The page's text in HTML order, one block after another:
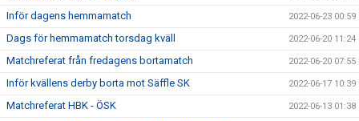
Inför dagens hemmamatch 2022-06-23 00:59
Dags för hemmamatch torsdag kväll 2022-06-20 11:24
Matchreferat från fredagens bortamatch 2022-06-20 07:55
Inför kvällens derby borta mot Säffle SK 2022-06-17 10:39
Matchreferat HBK - ÖSK 2022-06-13 01:38